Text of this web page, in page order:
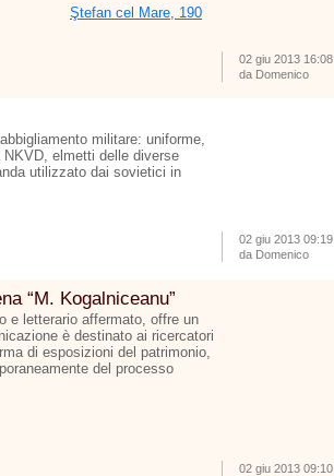
Ştefan cel Mare, 190
02 giu 2013 16:08
da Domenico
militare: uniforme,
NKVD, elmetti delle diverse
utilizzato dai sovietici in
02 giu 2013 09:19
da Domenico
“M. Kogalniceanu”
e letterario affermato, offre un
è destinato ai ricercatori
di esposizioni del patrimonio,
del processo
02 giu 2013 09:10